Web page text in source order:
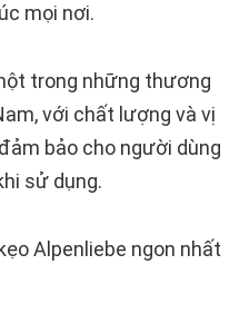
mọi nơi.
trong những thương
với chất lượng và vị
bảo cho người dùng
sử dụng.
Alpenliebe ngon nhất